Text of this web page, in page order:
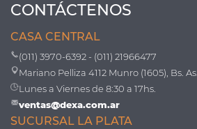
CONTÁCTENOS
CASA CENTRAL
(011) 3970-6392 - (011) 21966477
Mariano Pelliza 4112 Munro (1605), Bs. As.
Lunes a Viernes de 8:30 a 17hs.
ventas@dexa.com.ar
SUCURSAL LA PLATA